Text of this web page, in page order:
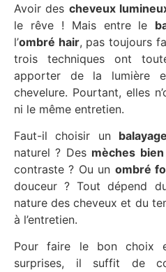
Avoir des cheveux
le rêve ! Mais entre le
l’ombré hair, pas toujours
trois techniques ont
apporter de la lumière
chevelure. Pourtant, elles
ni le même entretien.
Faut-il choisir un
naturel ? Des mèches
contraste ? Ou un ombré
douceur ? Tout dépend
nature des cheveux et du
à l’entretien.
Pour faire le bon choix
surprises, il suffit de